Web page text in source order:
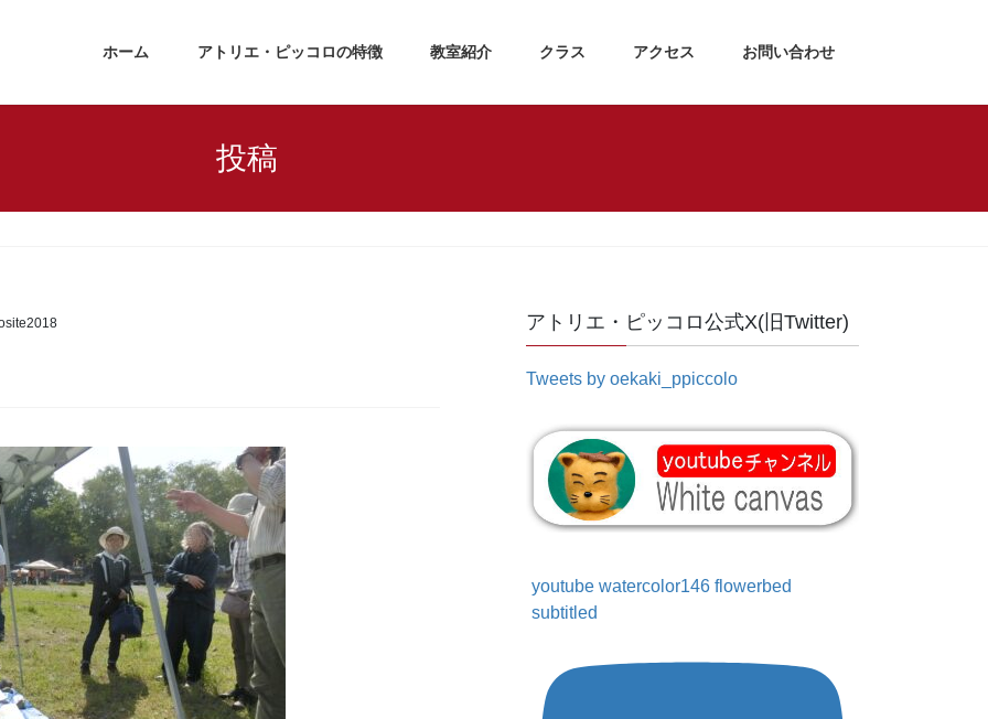
ホーム アトリエ・ピッコロの特徴 教室紹介 クラス アクセス お問い合わせ
投稿
アトリエ・ピッコロ公式X(旧Twitter)
Tweets by oekaki_ppiccolo
youtube watercolor146 flowerbed
subtitled